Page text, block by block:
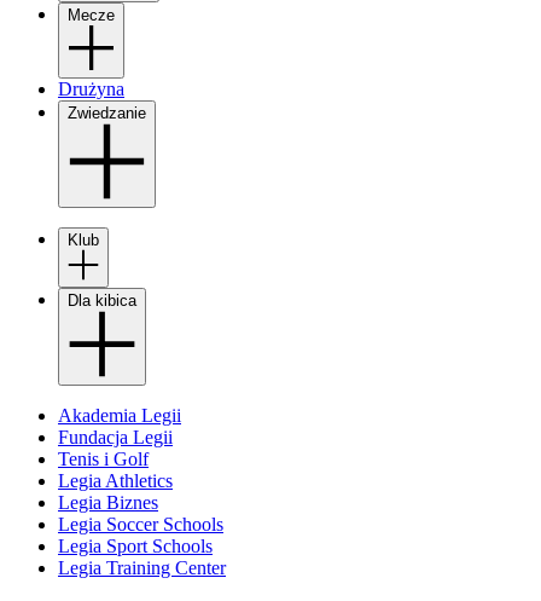
Mecze
Drużyna
Zwiedzanie
Klub
Dla kibica
Akademia Legii
Fundacja Legii
Tenis i Golf
Legia Athletics
Legia Biznes
Legia Soccer Schools
Legia Sport Schools
Legia Training Center